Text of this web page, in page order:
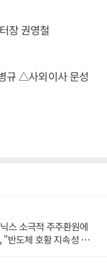
장 권영철
규 △사외이사 문성
스 소극적 주주환원에
"반도체 호황 지속성 의